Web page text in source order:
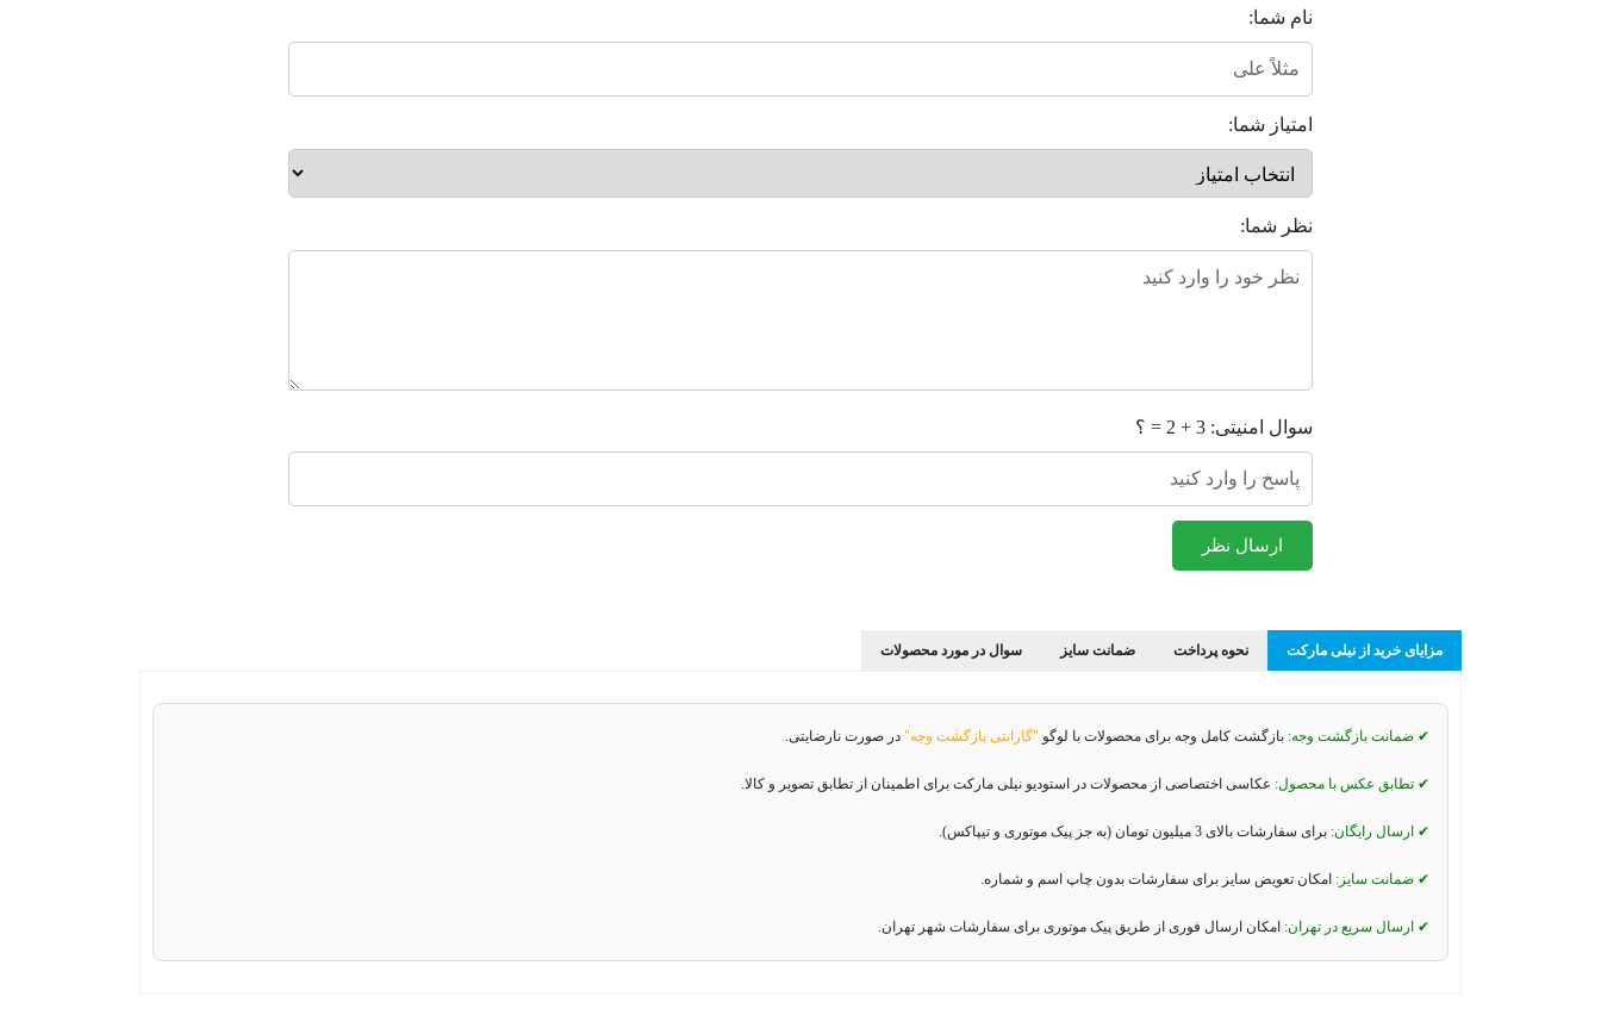
نام شما:
امتیاز شما:
نظر شما:
سوال امنیتی: 3 + 2 = ؟
ارسال نظر
مزایای خرید از نیلی مارکت نحوه پرداخت ضمانت سایز سوال در مورد محصولات
✔ ضمانت بازگشت وجه: بازگشت کامل وجه برای محصولات با لوگو "گارانتی بازگشت وجه" در صورت نارضایتی.
✔ تطابق عکس با محصول: عکاسی اختصاصی از محصولات در استودیو نیلی مارکت برای اطمینان از تطابق تصویر و کالا.
✔ ارسال رایگان: برای سفارشات بالای 3 میلیون تومان (به جز پیک موتوری و تیپاکس).
✔ ضمانت سایز: امکان تعویض سایز برای سفارشات بدون چاپ اسم و شماره.
✔ ارسال سریع در تهران: امکان ارسال فوری از طریق پیک موتوری برای سفارشات شهر تهران.